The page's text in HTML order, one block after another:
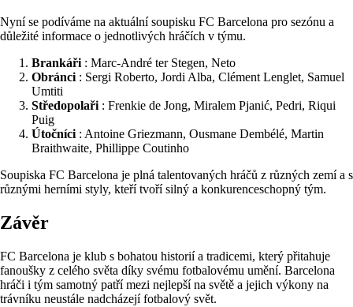
Nyní se podíváme na aktuální soupisku FC Barcelona pro sezónu a
důležité informace o jednotlivých hráčích v týmu.
Brankáři: Marc-André ter Stegen, Neto
Obránci: Sergi Roberto, Jordi Alba, Clément Lenglet, Samuel
Umtiti
Středopolaři: Frenkie de Jong, Miralem Pjanić, Pedri, Riqui
Puig
Útočníci: Antoine Griezmann, Ousmane Dembélé, Martin
Braithwaite, Phillippe Coutinho
Soupiska FC Barcelona je plná talentovaných hráčů z různých zemí a s
různými herními styly, kteří tvoří silný a konkurenceschopný tým.
Závěr
FC Barcelona je klub s bohatou historií a tradicemi, který přitahuje
fanoušky z celého světa díky svému fotbalovému umění. Barcelona
hráči i tým samotný patří mezi nejlepší na světě a jejich výkony na
trávníku neustále nadcházejí fotbalový svět.